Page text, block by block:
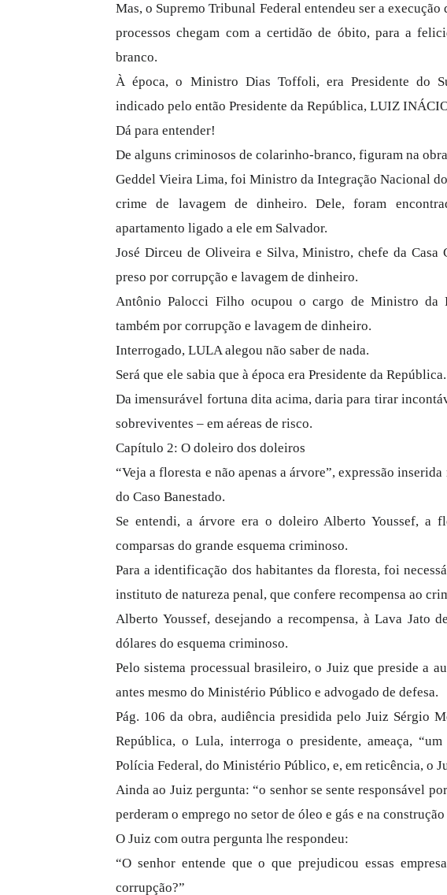
Mas, o Supremo Tribunal Federal entendeu ser a
processos chegam com a certidão de óbito, para a
branco.
À época, o Ministro Dias Toffoli, era Presidente do
indicado pelo então Presidente da República, LUIZ
Dá para entender!
De alguns criminosos de colarinho-branco, figuram na
Geddel Vieira Lima, foi Ministro da Integração Nacional
crime de lavagem de dinheiro. Dele, foram
apartamento ligado a ele em Salvador.
José Dirceu de Oliveira e Silva, Ministro, chefe da
preso por corrupção e lavagem de dinheiro.
Antônio Palocci Filho ocupou o cargo de Ministro da
também por corrupção e lavagem de dinheiro.
Interrogado, LULA alegou não saber de nada.
Será que ele sabia que à época era Presidente da República.
Da imensurável fortuna dita acima, daria para tirar
sobreviventes – em aéreas de risco.
Capítulo 2: O doleiro dos doleiros
“Veja a floresta e não apenas a árvore”, expressão
do Caso Banestado.
Se entendi, a árvore era o doleiro Alberto Youssef, a
comparsas do grande esquema criminoso.
Para a identificação dos habitantes da floresta, foi
instituto de natureza penal, que confere recompensa ao
Alberto Youssef, desejando a recompensa, à Lava Jato
dólares do esquema criminoso.
Pelo sistema processual brasileiro, o Juiz que preside a
antes mesmo do Ministério Público e advogado de defesa.
Pág. 106 da obra, audiência presidida pelo Juiz Sérgio
República, o Lula, interroga o presidente, ameaça,
Polícia Federal, do Ministério Público, e, em reticência, o
Ainda ao Juiz pergunta: “o senhor se sente responsável
perderam o emprego no setor de óleo e gás e na
O Juiz com outra pergunta lhe respondeu:
“O senhor entende que o que prejudicou essas
corrupção?”